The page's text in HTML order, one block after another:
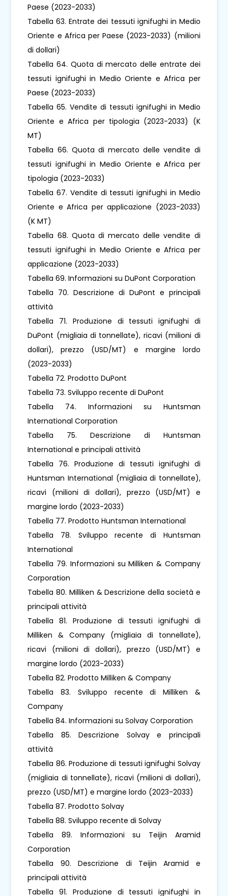
Paese (2023-2033)
Tabella 63. Entrate dei tessuti ignifughi in Medio
Oriente e Africa per Paese (2023-2033) (milioni
di dollari)
Tabella 64. Quota di mercato delle entrate dei
tessuti ignifughi in Medio Oriente e Africa per
Paese (2023-2033)
Tabella 65. Vendite di tessuti ignifughi in Medio
Oriente e Africa per tipologia (2023-2033) (K
MT)
Tabella 66. Quota di mercato delle vendite di
tessuti ignifughi in Medio Oriente e Africa per
tipologia (2023-2033)
Tabella 67. Vendite di tessuti ignifughi in Medio
Oriente e Africa per applicazione (2023-2033)
(K MT)
Tabella 68. Quota di mercato delle vendite di
tessuti ignifughi in Medio Oriente e Africa per
applicazione (2023-2033)
Tabella 69. Informazioni su DuPont Corporation
Tabella 70. Descrizione di DuPont e principali
attività
Tabella 71. Produzione di tessuti ignifughi di
DuPont (migliaia di tonnellate), ricavi (milioni di
dollari), prezzo (USD/MT) e margine lordo
(2023-2033)
Tabella 72. Prodotto DuPont
Tabella 73. Sviluppo recente di DuPont
Tabella 74. Informazioni su Huntsman
International Corporation
Tabella 75. Descrizione di Huntsman
International e principali attività
Tabella 76. Produzione di tessuti ignifughi di
Huntsman International (migliaia di tonnellate),
ricavi (milioni di dollari), prezzo (USD/MT) e
margine lordo (2023-2033)
Tabella 77. Prodotto Huntsman International
Tabella 78. Sviluppo recente di Huntsman
International
Tabella 79. Informazioni su Milliken & Company
Corporation
Tabella 80. Milliken & Descrizione della società e
principali attività
Tabella 81. Produzione di tessuti ignifughi di
Milliken & Company (migliaia di tonnellate),
ricavi (milioni di dollari), prezzo (USD/MT) e
margine lordo (2023-2033)
Tabella 82. Prodotto Milliken & Company
Tabella 83. Sviluppo recente di Milliken &
Company
Tabella 84. Informazioni su Solvay Corporation
Tabella 85. Descrizione Solvay e principali
attività
Tabella 86. Produzione di tessuti ignifughi Solvay
(migliaia di tonnellate), ricavi (milioni di dollari),
prezzo (USD/MT) e margine lordo (2023-2033)
Tabella 87. Prodotto Solvay
Tabella 88. Sviluppo recente di Solvay
Tabella 89. Informazioni su Teijin Aramid
Corporation
Tabella 90. Descrizione di Teijin Aramid e
principali attività
Tabella 91. Produzione di tessuti ignifughi in